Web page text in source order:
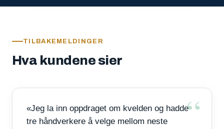
TILBAKEMELDINGER
Hva kundene sier
«Jeg la inn oppdraget om kvelden og hadde
tre håndverkere å velge mellom neste